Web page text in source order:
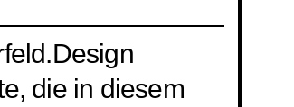
die in diesem